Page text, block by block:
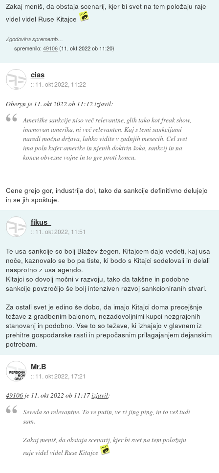
Zakaj meniš, da obstaja scenarij, kjer bi svet na tem položaju raje
videl videl Ruse Kitajce
Zgodovina sprememb…
spremenilo:49106(11. okt 2022 ob 11:20)
cias
:: 11. okt 2022, 11:22
Oberyn je 11. okt 2022 ob 11:12 izjavil:
Ameriške sankcije niso več relevantne, glih tako kot freak show,
imenovan amerika, ni več relevanten. Kaj s temi sankcijami
naredi močna država, lahko vidite v zadnjih mesecih. Cel svet
ima poln kufer amerike in njenih doktrin šoka, sankcij in na
koncu obvezne vojne in to gre proti koncu.
Cene grejo gor, industrija dol, tako da sankcije definitivno delujejo
in se jih spoštuje.
fikus_
:: 11. okt 2022, 11:51
Te usa sankcije so bolj Blažev žegen. Kitajcem dajo vedeti, kaj usa
noče, kaznovalo se bo pa tiste, ki bodo s Kitajci sodelovali in delali
nasprotno z usa agendo.
Kitajci so dovolj močni v razvoju, tako da takšne in podobne
sankcije povzročijo še bolj intenziven razvoj sankcioniranih stvari.
Za ostali svet je edino še dobo, da imajo Kitajci doma precejšnje
težave z gradbenim balonom, nezadovoljnimi kupci nezgrajenih
stanovanj in podobno. Vse to so težave, ki izhajajo v glavnem iz
prehitre gospodarske rasti in prepočasnim prilagajanjem dejanskim
potrebam.
Mr.B
:: 11. okt 2022, 17:21
49106 je 11. okt 2022 ob 11:17izjavil:
Seveda so relevantne. To ve putin, ve xi jing ping, in to veš tudi
sam.
Zakaj meniš, da obstaja scenarij, kjer bi svet na tem položaju
raje videl videl Ruse Kitajce